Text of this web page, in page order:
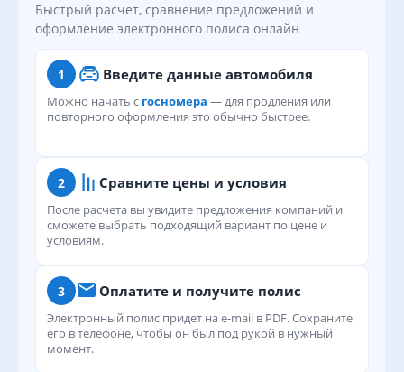
Быстрый расчет, сравнение предложений и
оформление электронного полиса онлайн
1 Введите данные автомобиля
Можно начать с госномера — для продления или
повторного оформления это обычно быстрее.
2 Сравните цены и условия
После расчета вы увидите предложения компаний и
сможете выбрать подходящий вариант по цене и
условиям.
3 Оплатите и получите полис
Электронный полис придет на e-mail в PDF. Сохраните
его в телефоне, чтобы он был под рукой в нужный
момент.